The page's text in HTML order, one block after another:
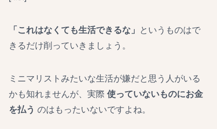
「これはなくても生活できるな」
というものはで
きるだけ削っていきましょう。
ミニマリストみたいな生活が嫌だと思う人がいる
かも知れませんが、実際 使っていないものにお金
を払う のはもったいないですよね。